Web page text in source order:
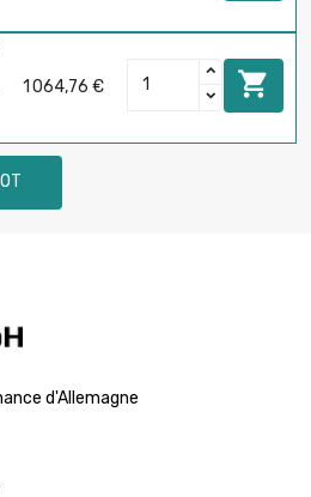
1 064,76 € 
d'Allemagne